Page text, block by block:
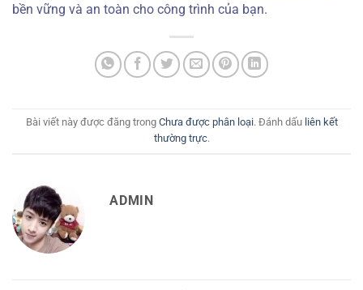
bền vững và an toàn cho công trình của bạn.
Bài viết này được đăng trong Chưa được phân loại. Đánh dấu liên kết
thường trực.
ADMIN